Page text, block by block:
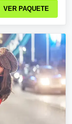
VER PAQUETE